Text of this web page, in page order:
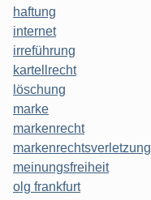
haftung
internet
irreführung
kartellrecht
löschung
marke
markenrecht
markenrechtsverletzung
meinungsfreiheit
olg frankfurt